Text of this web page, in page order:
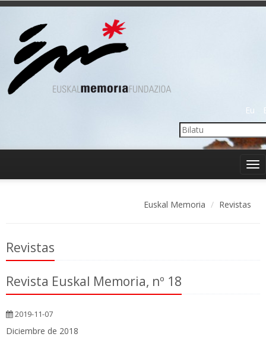
Eu
Euskal Memoria Revistas
Revistas
Revista Euskal Memoria, nº 18
2019-11-07
Diciembre de 2018